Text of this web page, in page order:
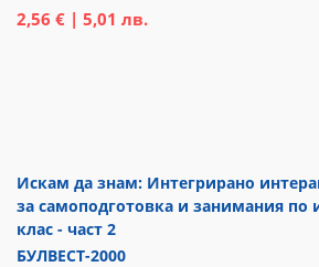
2,56 € | 5,01 лв.
Искам да знам: Интегрирано
за самоподготовка и занимания по
клас - част 2
БУЛВЕСТ-2000